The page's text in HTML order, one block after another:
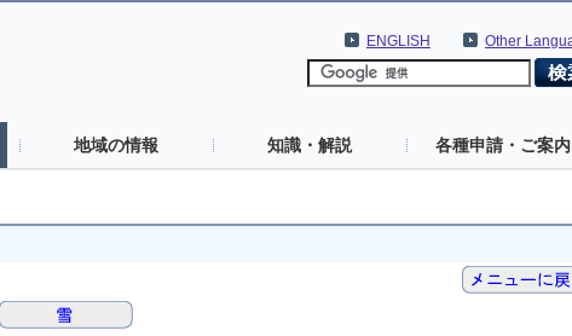
Other
ENGLISH
地域の情報 知識・解説 各種申請・ご案内